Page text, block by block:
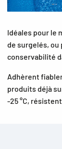
Idéales pour le
de surgelés, ou
conservabilité
Adhèrent
produits déjà
-25 °C,